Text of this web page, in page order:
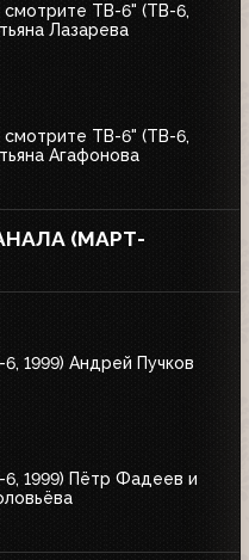
смотрите ТВ-6" (ТВ-6,
Лазарева
смотрите ТВ-6" (ТВ-6,
Агафонова
(МАРТ-
1999) Андрей Пучков
6, 1999) Пётр Фадеев и